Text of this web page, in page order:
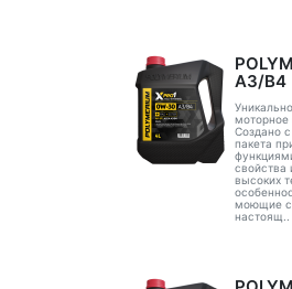
A3/B4
моторное
Создано
пакета
свойства
высоких
моющие
настоящ..